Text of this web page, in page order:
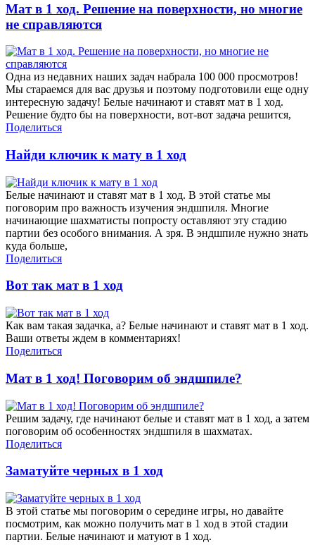
Мат в 1 ход. Решение на поверхности, но многие
не справляются
Одна из недавних наших задач набрала 100 000 просмотров!
Мы стараемся для вас друзья и поэтому подготовили еще одну
интересную задачу! Белые начинают и ставят мат в 1 ход.
Решение будто бы на поверхности, вот-вот задача решится,
Поделиться
Найди ключик к мату в 1 ход
Белые начинают и ставят мат в 1 ход. В этой статье мы
поговорим про важность изучения эндшпиля. Многие
начинающие шахматисты попросту оставляют эту стадию
партии без особого внимания. А зря. В эндшпиле нужно знать
куда больше,
Поделиться
Вот так мат в 1 ход
Как вам такая задачка, а? Белые начинают и ставят мат в 1 ход.
Ваши ответы ждем в комментариях!
Поделиться
Мат в 1 ход! Поговорим об эндшпиле?
Решим задачу, где начинают белые и ставят мат в 1 ход, а затем
поговорим об особенностях эндшпиля в шахматах.
Поделиться
Заматуйте черных в 1 ход
В этой статье мы поговорим о середине игры, но давайте
посмотрим, как можно получить мат в 1 ход в этой стадии
партии. Белые начинают и матуют в 1 ход.